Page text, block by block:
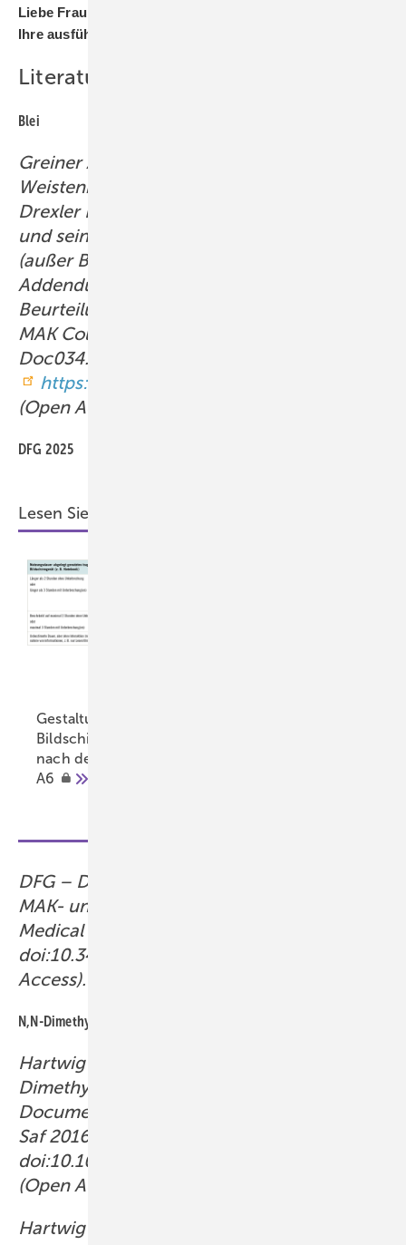
Liebe Frau Dr. Schriever-Schwemmer, vielen Dank für
Ihre ausführlichen und aufschlussreichen Antworten!
Literatur
Blei
Greiner A, Michaelsen S, Lohmann R,
Weistenhöfer W, Schwarz M, van Thriel C,
Drexler H, Hartwig A, MAK Commission: Blei
und seine anorganischen Verbindungen
(außer Bleiarsenat und Blei chromat) –
Addendum: Evaluierung eines BAT Wertes.
Beurteilungswerte in biologischem Material.
MAK Collect Occup Health Saf 2022 7:
Doc034.
https://doi.org/10.34865/bb743992d7_2ad
(Open Access).
DFG 2025
Lesen Sie auch:
Gestaltung von
Bildschirmarbeit
nach der ASR
A6
DFG – Deutsche Forschungsgemeinschaft:
MAK- und BAT-Werte-Liste 2025. German
Medical Science | PUBLISSO 2025.
doi:10.34865/mbwl_2025_deu (Open
Access).
N,N-Dimethylformamid
Hartwig A, MAK Commission: N,N-
Dimethylformamid. MAK Value
Documentation. MAK Collect Occup Health
Saf 2016a; 1: 995–1007.
doi:10.1002/3527600418.mb6812d0060
(Open Access).
Hartwig A, MAK Commission: N,N-